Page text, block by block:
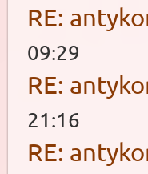
RE:
09:29
RE:
21:16
RE: